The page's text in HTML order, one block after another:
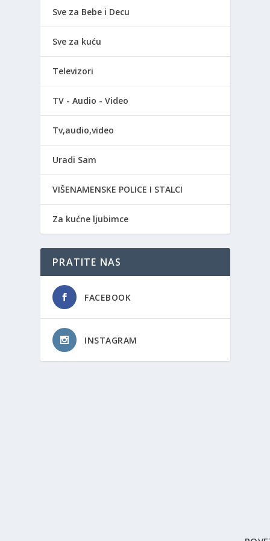
Sve za Bebe i Decu
Sve za kuću
Televizori
TV - Audio - Video
Tv,audio,video
Uradi Sam
VIŠENAMENSKE POLICE I STALCI
Za kućne ljubimce
PRATITE NAS
FACEBOOK
INSTAGRAM